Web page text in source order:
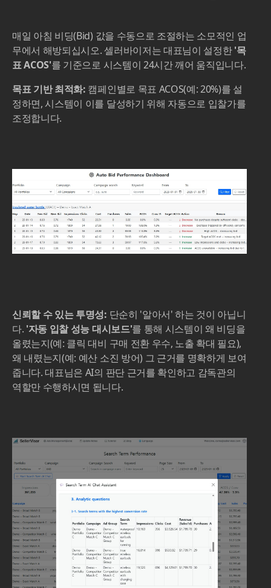
매일 아침 비딩(Bid) 값을 수동으로 조절하는 소모적인 업
무에서 해방되십시오. 셀러바이저는 대표님이 설정한'목
표 ACOS'를 기준으로 시스템이 24시간 깨어 움직입니다.
목표 기반 최적화: 캠페인별로 목표 ACOS(예: 20%)를 설
정하면, 시스템이 이를 달성하기 위해 자동으로 입찰가를
조정합니다.
신뢰할 수 있는 투명성: 단순히 '알아서' 하는 것이 아닙니
다. '자동 입찰 성능 대시보드'를 통해 시스템이 왜 비딩을
올렸는지(예: 클릭 대비 구매 전환 우수, 노출 확대 필요),
왜 내렸는지(예: 예산 소진 방어) 그 근거를 명확하게 보여
줍니다. 대표님은 AI의 판단 근거를 확인하고 감독관의
역할만 수행하시면 됩니다.